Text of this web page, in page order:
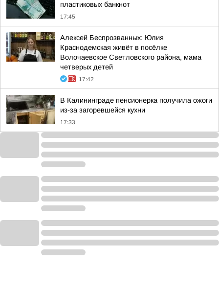
пластиковых банкнот
17:45
Алексей Беспрозванных: Юлия
Краснодемская живёт в посёлке
Волочаевское Светловского района, мама
четверых детей
17:42
В Калининграде пенсионерка получила ожоги
из-за загоревшейся кухни
17:33